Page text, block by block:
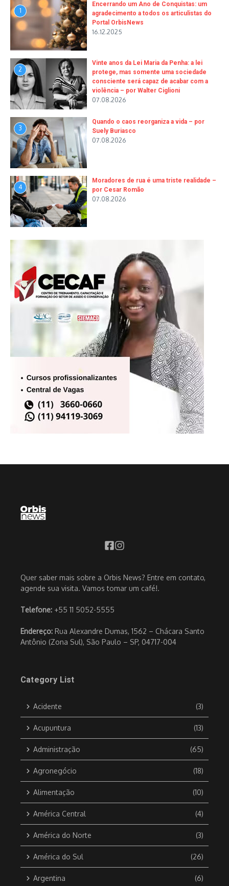
1
Encerrando um Ano de Conquistas: um
agradecimento a todos os articulistas do
Portal OrbisNews
16.12.2025
2
Vinte anos da Lei Maria da Penha: a lei
protege, mas somente uma sociedade
consciente será capaz de acabar com a
violência – por Walter Ciglioni
07.08.2026
3
Quando o caos reorganiza a vida – por
Suely Buriasco
07.08.2026
4
Moradores de rua é uma triste realidade –
por Cesar Romão
07.08.2026
Quer saber mais sobre a Orbis News? Entre em contato,
agende sua visita. Vamos tomar um café!.
Telefone: +55 11 5052-5555
Endereço: Rua Alexandre Dumas, 1562 – Chácara Santo
Antônio (Zona Sul), São Paulo – SP, 04717-004
Category List
Acidente (3)
Acupuntura (13)
Administração (65)
Agronegócio (18)
Alimentação (10)
América Central (4)
América do Norte (3)
América do Sul (26)
Argentina (6)